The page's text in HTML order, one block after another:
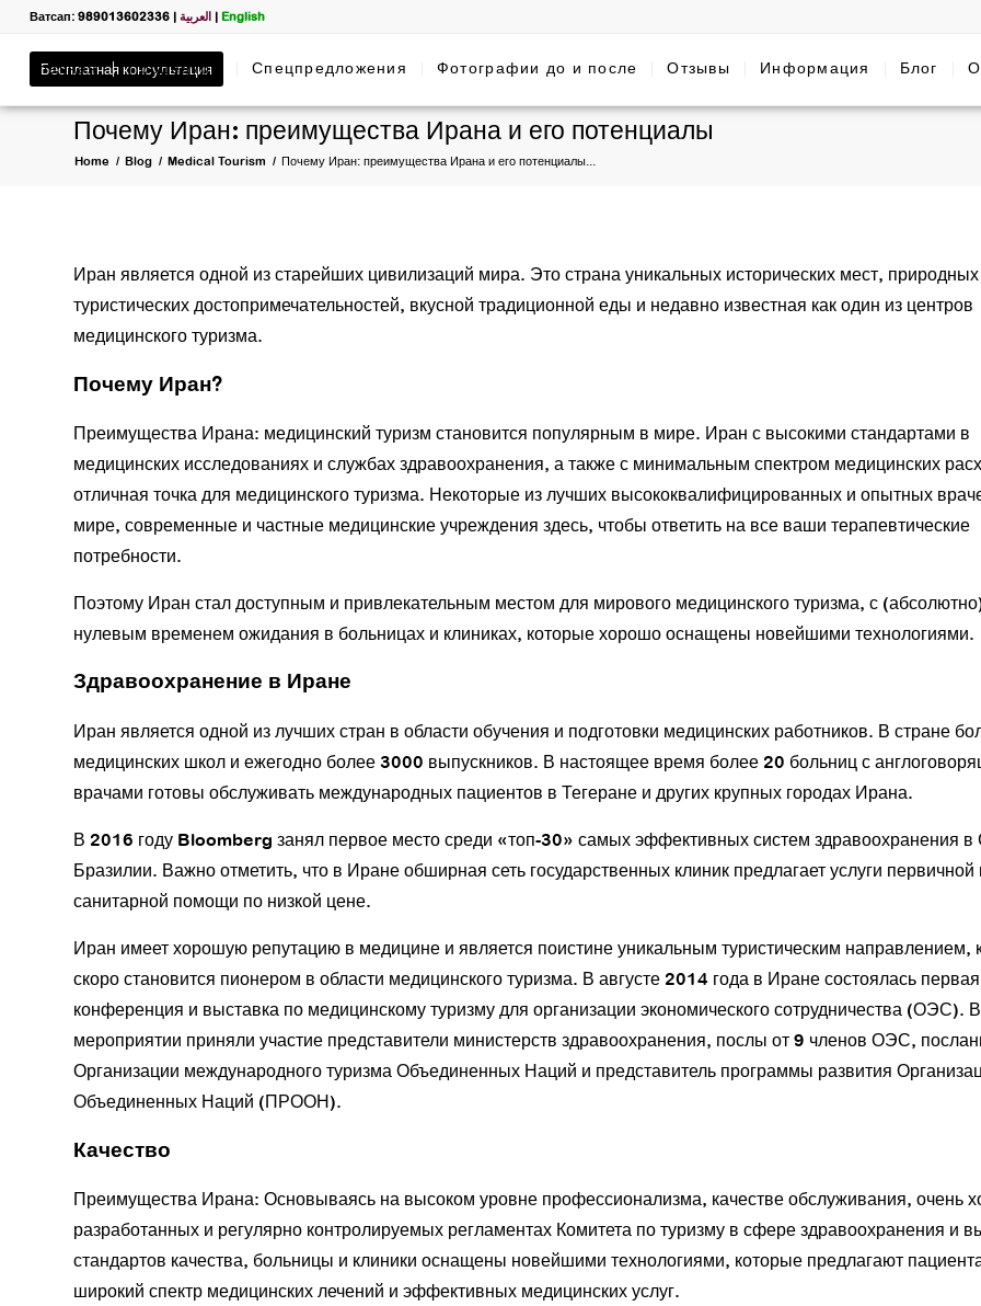
Ватсап: 989013602336| العربية| English
Главная Процедуры Спецпредложения Фотографии до и после Отзывы Информация Блог О
Бесплатная консультация
Почему Иран: преимущества Ирана и его потенциалы
Home / Blog / Medical Tourism / Почему Иран: преимущества Ирана и его потенциалы...
Иран является одной из старейших цивилизаций мира. Это страна уникальных исторических мест, природных
туристических достопримечательностей, вкусной традиционной еды и недавно известная как один из центров
медицинского туризма.
Почему Иран?
Преимущества Ирана: медицинский туризм становится популярным в мире. Иран с высокими стандартами в
медицинских исследованиях и службах здравоохранения, а также с минимальным спектром медицинских
отличная точка для медицинского туризма. Некоторые из лучших высококвалифицированных и опытных
мире, современные и частные медицинские учреждения здесь, чтобы ответить на все ваши терапевтические
потребности.
Поэтому Иран стал доступным и привлекательным местом для мирового медицинского туризма, с
нулевым временем ожидания в больницах и клиниках, которые хорошо оснащены новейшими технологиями.
Здравоохранение в Иране
Иран является одной из лучших стран в области обучения и подготовки медицинских работников. В стране
медицинских школ и ежегодно более 3000 выпускников. В настоящее время более 20 больниц с
врачами готовы обслуживать международных пациентов в Тегеране и других крупных городах Ирана.
В 2016 году Bloomberg занял первое место среди «топ-30» самых эффективных систем здравоохранения
Бразилии. Важно отметить, что в Иране обширная сеть государственных клиник предлагает услуги первичной
санитарной помощи по низкой цене.
Иран имеет хорошую репутацию в медицине и является поистине уникальным туристическим направлением,
скоро становится пионером в области медицинского туризма. В августе 2014 года в Иране состоялась первая
конференция и выставка по медицинскому туризму для организации экономического сотрудничества (ОЭС).
мероприятии приняли участие представители министерств здравоохранения, послы от 9 членов ОЭС,
Организации международного туризма Объединенных Наций и представитель программы развития
Объединенных Наций (ПРООН).
Качество
Преимущества Ирана: Основываясь на высоком уровне профессионализма, качестве обслуживания, очень
разработанных и регулярно контролируемых регламентах Комитета по туризму в сфере здравоохранения и
стандартов качества, больницы и клиники оснащены новейшими технологиями, которые предлагают
широкий спектр медицинских лечений и эффективных медицинских услуг.